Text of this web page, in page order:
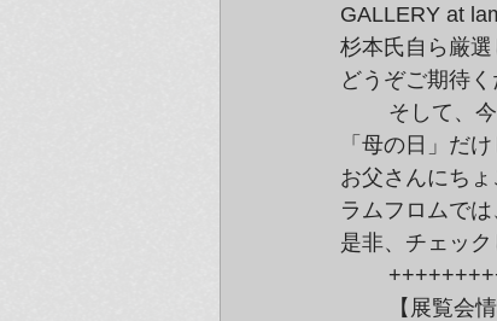
GALLERY at
杉本氏自ら厳選
どうぞご期待く
「母の日」だ
お父さんにちょ
ラムフロムで
是非、チェッ
【展覧